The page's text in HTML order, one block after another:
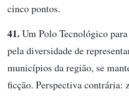
cinco pontos.
41. Um Polo Tecnológico
pela diversidade de
municípios da região, se
ficção. Perspectiva contrária: